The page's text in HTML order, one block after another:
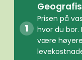
Prisen på
hvor du bor.
være